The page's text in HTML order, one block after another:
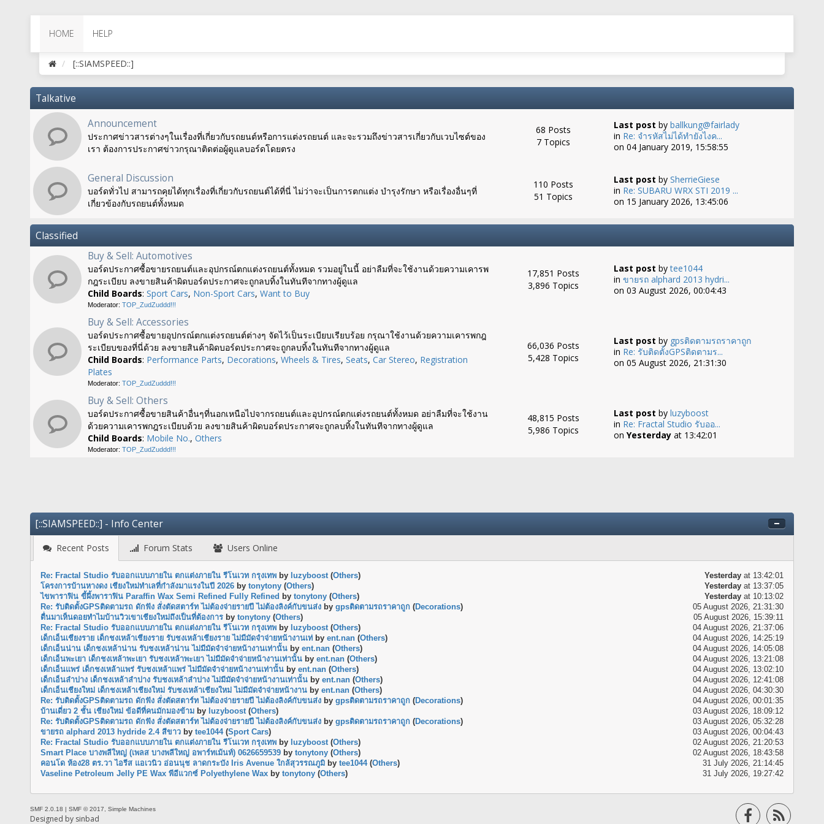
HOME HELP
[::SIAMSPEED::]
Talkative
Announcement
ประกาศข่าวสารต่างๆในเรื่องที่เกี่ยวกับรถยนต์หรือการแต่งรถยนต์ และจะรวมถึงข่าวสารเกี่ยวกับเวบไซต์ของ
เรา ต้องการประกาศข่าวกรุณาติดต่อผู้ดูแลบอร์ดโดยตรง
68 Posts
7 Topics
Last post by ballkung@fairlady
in Re: จำรหัสไม่ได้ทำยังไงค...
on 04 January 2019, 15:58:55
General Discussion
บอร์ดทั่วไป สามารถคุยได้ทุกเรื่องที่เกี่ยวกับรถยนต์ได้ที่นี่ ไม่ว่าจะเป็นการตกแต่ง บำรุงรักษา หรือเรื่องอื่นๆที่
เกี่ยวข้องกับรถยนต์ทั้งหมด
110 Posts
51 Topics
Last post by SherrieGiese
in Re: SUBARU WRX STI 2019 ...
on 15 January 2026, 13:45:06
Classified
Buy & Sell: Automotives
บอร์ดประกาศซื้อขายรถยนต์และอุปกรณ์ตกแต่งรถยนต์ทั้งหมด รวมอยู่ในนี้ อย่าลืมที่จะใช้งานด้วยความเคารพ
กฎระเบียบ ลงขายสินค้าผิดบอร์ดประกาศจะถูกลบทิ้งในทันทีจากทางผู้ดูแล
Child Boards: Sport Cars, Non-Sport Cars, Want to Buy
Moderator: TOP_ZudZuddd!!!
17,851 Posts
3,896 Topics
Last post bytee1044
in ขายรถ alphard 2013 hydri...
on 03 August 2026, 00:04:43
Buy & Sell: Accessories
บอร์ดประกาศซื้อขายอุปกรณ์ตกแต่งรถยนต์ต่างๆ จัดไว้เป็นระเบียบเรียบร้อย กรุณาใช้งานด้วยความเคารพกฎ
ระเบียบของที่นี่ด้วย ลงขายสินค้าผิดบอร์ดประกาศจะถูกลบทิ้งในทันทีจากทางผู้ดูแล
Child Boards: Performance Parts, Decorations, Wheels & Tires, Seats, Car Stereo, Registration
Plates
Moderator: TOP_ZudZuddd!!!
66,036 Posts
5,428 Topics
Last post by gpsติดตามรถราคาถูก
in Re: รับติดตั้งGPSติดตามร...
on 05 August 2026, 21:31:30
Buy & Sell: Others
บอร์ดประกาศซื้อขายสินค้าอื่นๆที่นอกเหนือไปจากรถยนต์และอุปกรณ์ตกแต่งรถยนต์ทั้งหมด อย่าลืมที่จะใช้งาน
ด้วยความเคารพกฎระเบียบด้วย ลงขายสินค้าผิดบอร์ดประกาศจะถูกลบทิ้งในทันทีจากทางผู้ดูแล
Child Boards: Mobile No., Others
Moderator: TOP_ZudZuddd!!!
48,815 Posts
5,986 Topics
Last post by luzyboost
in Re: Fractal Studio รับออ...
on Yesterdayat 13:42:01
[::SIAMSPEED::] - Info Center
Recent Posts Forum Stats Users Online
Re: Fractal Studio รับออกแบบภายใน ตกแต่งภายใน รีโนเวท กรุงเทพby luzyboost(Others) Yesterday at 13:42:01
โครงการบ้านหางดง เชียงใหม่ทำเลที่กำลังมาแรงในปี 2026by tonytony(Others) Yesterday at 13:37:05
ไขพาราฟิน ขี้ผึ้งพาราฟิน Paraffin Wax Semi Refined Fully Refined by tonytony(Others) Yesterday at 10:13:02
Re: รับติดตั้งGPSติดตามรถ ดักฟัง สั่งตัดสตาร์ท ไม่ต้องจ่ายรายปี ไม่ต้องลิงค์กับขนส่งby gpsติดตามรถราคาถูก(Decorations)
05 August 2026, 21:31:30
ตื่นมาเห็นดอยทำไมบ้านวิวเขาเชียงใหม่ถึงเป็นที่ต้องการby tonytony(Others)
05 August 2026, 15:39:11
Re: Fractal Studio รับออกแบบภายใน ตกแต่งภายใน รีโนเวท กรุงเทพby luzyboost(Others)
04 August 2026, 21:37:06
เด็กเอ็นเชียงราย เด็กชงเหล้าเชียงราย รับชงเหล้าเชียงราย ไม่มีมัดจำจ่ายหน้างานเท่by ent.nan(Others)
04 August 2026, 14:25:19
เด็กเอ็นน่าน เด็กชงเหล้าน่าน รับชงเหล้าน่าน ไม่มีมัดจำจ่ายหน้างานเท่านั้นby ent.nan(Others)
04 August 2026, 14:05:08
เด็กเอ็นพะเยา เด็กชงเหล้าพะเยา รับชงเหล้าพะเยา ไม่มีมัดจำจ่ายหน้างานเท่านั้นby ent.nan(Others)
04 August 2026, 13:21:08
เด็กเอ็นแพร่ เด็กชงเหล้าแพร่ รับชงเหล้าแพร่ ไม่มีมัดจำจ่ายหน้างานเท่านั้นby ent.nan(Others)
04 August 2026, 13:02:10
เด็กเอ็นลำปาง เด็กชงเหล้าลำปาง รับชงเหล้าลำปาง ไม่มีมัดจำจ่ายหน้างานเท่านั้นby ent.nan(Others)
04 August 2026, 12:41:08
เด็กเอ็นเชียงใหม่ เด็กชงเหล้าเชียงใหม่ รับชงเหล้าเชียงใหม่ ไม่มีมัดจำจ่ายหน้างานby ent.nan(Others)
04 August 2026, 04:30:30
Re: รับติดตั้งGPSติดตามรถ ดักฟัง สั่งตัดสตาร์ท ไม่ต้องจ่ายรายปี ไม่ต้องลิงค์กับขนส่งby gpsติดตามรถราคาถูก(Decorations)
04 August 2026, 00:01:35
บ้านเดี่ยว 2 ชั้น เชียงใหม่ ข้อดีที่คนมักมองข้ามby luzyboost(Others)
03 August 2026, 18:09:12
Re: รับติดตั้งGPSติดตามรถ ดักฟัง สั่งตัดสตาร์ท ไม่ต้องจ่ายรายปี ไม่ต้องลิงค์กับขนส่งby gpsติดตามรถราคาถูก(Decorations)
03 August 2026, 05:32:28
ขายรถ alphard 2013 hydride 2.4 สีขาวby tee1044(Sport Cars)
03 August 2026, 00:04:43
Re: Fractal Studio รับออกแบบภายใน ตกแต่งภายใน รีโนเวท กรุงเทพby luzyboost(Others)
02 August 2026, 21:20:53
Smart Place บางพลีใหญ่ (เพลส บางพลีใหญ่ อพาร์ทเม้นท์) 0626659539by tonytony(Others)
02 August 2026, 18:43:58
คอนโด ห้อง28 ตร.วา ไอรีส แอเวนิว อ่อนนุช ลาดกระบัง Iris Avenue ใกล้สุวรรณภูมิ by tee1044(Others)
31 July 2026, 21:14:45
Vaseline Petroleum Jelly PE Wax พีอีแวกซ์ Polyethylene Waxby tonytony(Others) 31 July 2026, 19:27:42
SMF 2.0.18 | SMF © 2017 Simple Machines
Designed by sinbad